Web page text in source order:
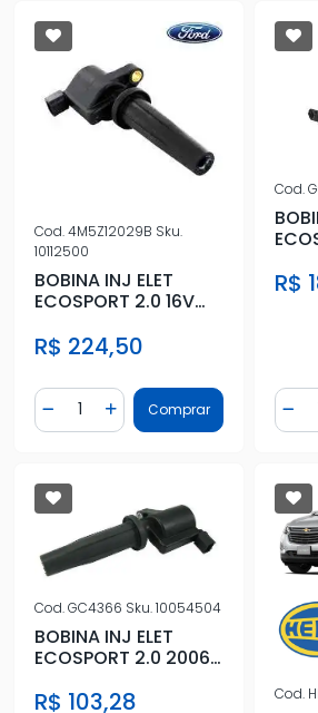
Cod.4M5Z12029B Sku.
10112500
BOBINA INJ ELET
ECOSPORT 2.0 16V
05/14 D
R$ 224,50
Diminuir Quantidade
Quantidade
Adicionar Quantidade
Comprar
Cod.
14/18
R$
Cod.GC4366 Sku.10054504
BOBINA INJ ELET
ECOSPORT 2.0 2006
R$ 103,28 Cod.